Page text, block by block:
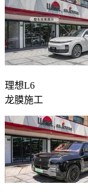
理想L6
龙膜施工